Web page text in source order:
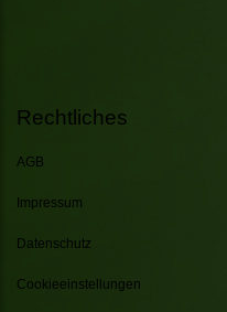
Rechtliches
AGB
Impressum
Datenschutz
Cookieeinstellungen